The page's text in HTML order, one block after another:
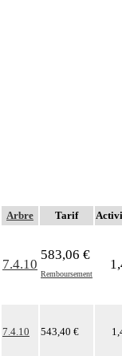
Arbre Tarif
7.4.10
583,06 €
Remboursement
7.4.10 543,40 €